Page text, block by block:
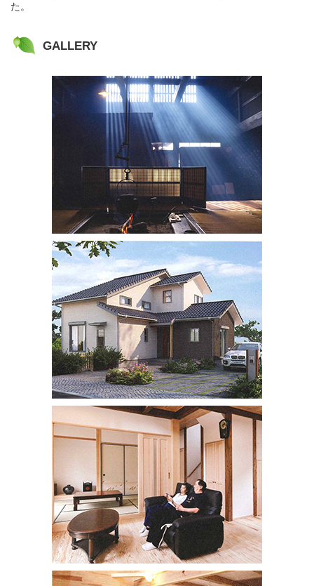
た。
GALLERY